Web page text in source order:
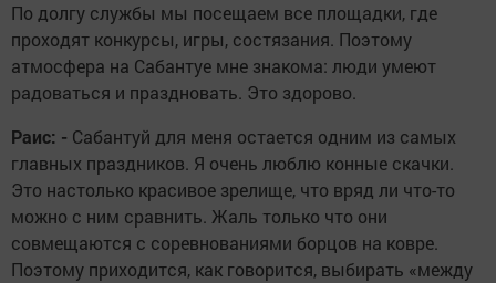
По долгу службы мы посещаем все площадки, где
проходят конкурсы, игры, состязания. Поэтому
атмосфера на Сабантуе мне знакома: люди умеют
радоваться и праздновать. Это здорово.
Раис: - Сабантуй для меня остается одним из самых
главных праздников. Я очень люблю конные скачки.
Это настолько красивое зрелище, что вряд ли что-то
можно с ним сравнить. Жаль только что они
совмещаются с соревнованиями борцов на ковре.
Поэтому приходится, как говорится, выбирать «между